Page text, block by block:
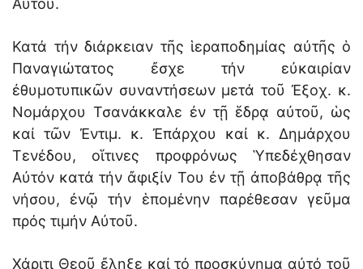
Αὐτοῦ.
Κατά τήν διάρκειαν τῆς ἱεραποδημίας αὐτῆς ὁ
Παναγιώτατος ἔσχε τήν εὐκαιρίαν
ἐθυμοτυπικῶν συναντήσεων μετά τοῦ Ἐξοχ. κ.
Νομάρχου Τσανάκκαλε ἐν τῇ ἕδρᾳ αὐτοῦ, ὡς
καί τῶν Ἐντιμ. κ. Ἐπάρχου καί κ. Δημάρχου
Τενέδου, οἵτινες προφρόνως Ὑπεδέχθησαν
Αὐτόν κατά τήν ἄφιξίν Του ἐν τῇ ἀποβάθρᾳ τῆς
νήσου, ἐνῷ τήν ἑπομένην παρέθεσαν γεῦμα
πρός τιμήν Αὐτοῦ.
Χάριτι Θεοῦ ἔληξε καί τό προσκύνημα αὐτό τοῦ